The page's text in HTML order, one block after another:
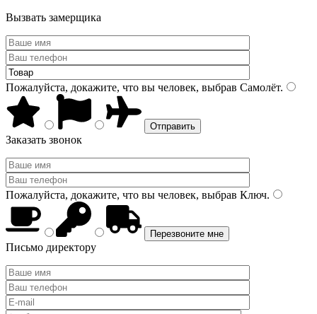
Вызвать замерщика
Пожалуйста, докажите, что вы человек, выбрав Самолёт.
Заказать звонок
Пожалуйста, докажите, что вы человек, выбрав Ключ.
Письмо директору